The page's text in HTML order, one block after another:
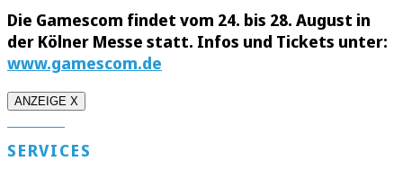
Die Gamescom findet vom 24. bis 28. August in
der Kölner Messe statt. Infos und Tickets unter:
www.gamescom.de
ANZEIGE X
SERVICES